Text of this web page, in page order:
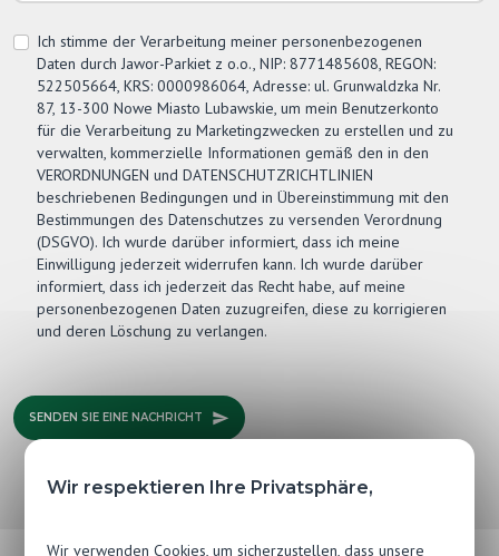
Ich stimme der Verarbeitung meiner personenbezogenen
Daten durch Jawor-Parkiet z o.o., NIP: 8771485608, REGON:
522505664, KRS: 0000986064, Adresse: ul. Grunwaldzka Nr.
87, 13-300 Nowe Miasto Lubawskie, um mein Benutzerkonto
für die Verarbeitung zu Marketingzwecken zu erstellen und zu
verwalten, kommerzielle Informationen gemäß den in den
VERORDNUNGEN und DATENSCHUTZRICHTLINIEN
beschriebenen Bedingungen und in Übereinstimmung mit den
Bestimmungen des Datenschutzes zu versenden Verordnung
(DSGVO). Ich wurde darüber informiert, dass ich meine
Einwilligung jederzeit widerrufen kann. Ich wurde darüber
informiert, dass ich jederzeit das Recht habe, auf meine
personenbezogenen Daten zuzugreifen, diese zu korrigieren
und deren Löschung zu verlangen.
SENDEN SIE EINE NACHRICHT
Wir respektieren Ihre Privatsphäre,
Wir verwenden Cookies, um sicherzustellen, dass unsere